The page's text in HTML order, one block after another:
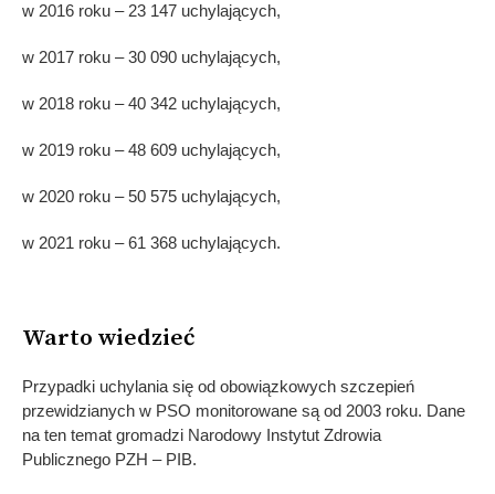
w 2016 roku – 23 147 uchylających,
w 2017 roku – 30 090 uchylających,
w 2018 roku – 40 342 uchylających,
w 2019 roku – 48 609 uchylających,
w 2020 roku – 50 575 uchylających,
w 2021 roku – 61 368 uchylających.
Warto wiedzieć
Przypadki uchylania się od obowiązkowych szczepień
przewidzianych w PSO monitorowane są od 2003 roku. Dane
na ten temat gromadzi Narodowy Instytut Zdrowia
Publicznego PZH – PIB.